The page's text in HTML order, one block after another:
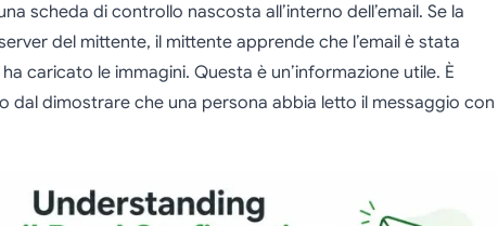
scheda di controllo nascosta all’interno dell’email. Se la
del mittente, il mittente apprende che l’email è stata
caricato le immagini. Questa è un’informazione utile. È
dal dimostrare che una persona abbia letto il messaggio con